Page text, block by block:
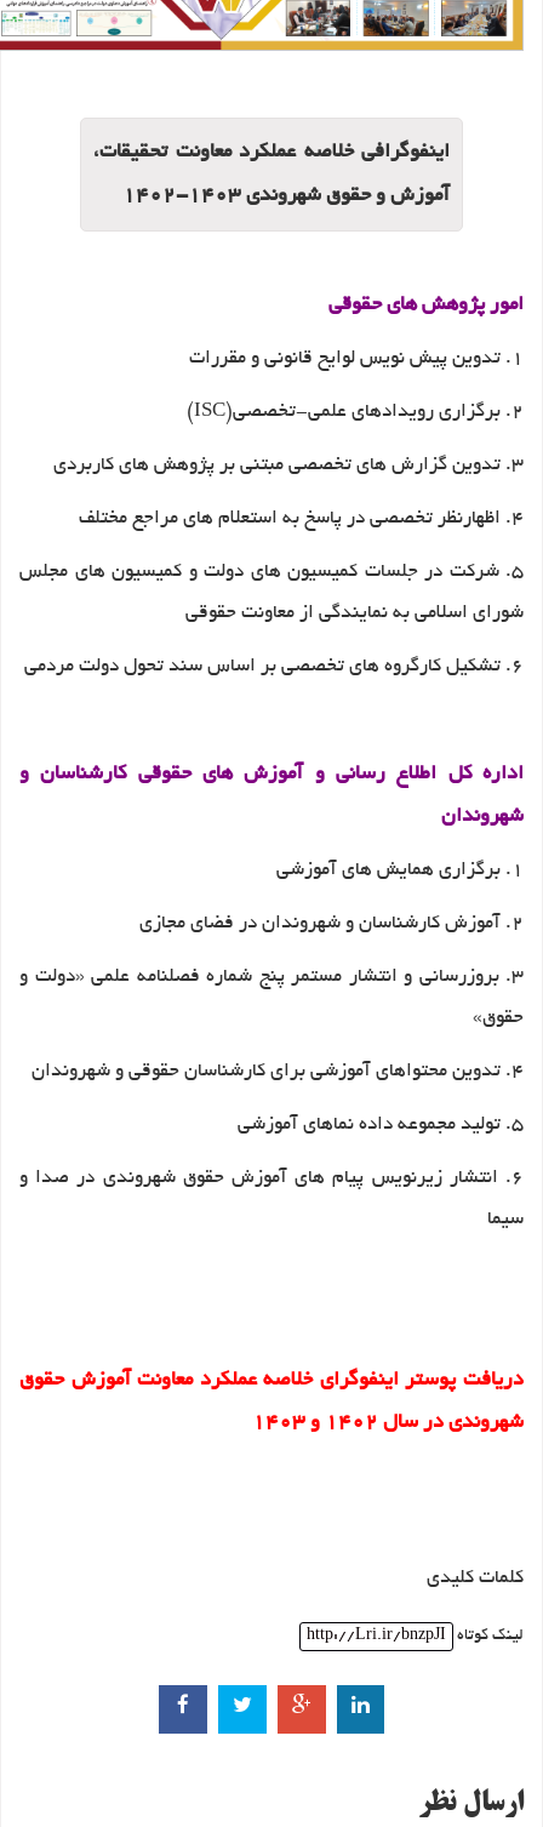
اینفوگرافی خلاصه عملکرد معاونت تحقیقات،
آموزش و حقوق شهروندی 1403-1402
امور پژوهش های حقوقی
1. تدوین پیش نویس لوایح قانونی و مقررات
2. برگزاری رویدادهای علمی-تخصصی(ISC)
3. تدوین گزارش های تخصصی مبتنی بر پژوهش های کاربردی
4. اظهارنظر تخصصی در پاسخ به استعلام های مراجع مختلف
5. شرکت در جلسات کمیسیون های دولت و کمیسیون های مجلس
شورای اسلامی به نمایندگی از معاونت حقوقی
6. تشکیل کارگروه های تخصصی بر اساس سند تحول دولت مردمی
اداره کل اطلاع رسانی و آموزش های حقوقی کارشناسان و
شهروندان
1. برگزاری همایش های آموزشی
2. آموزش کارشناسان و شهروندان در فضای مجازی
3. بروزرسانی و انتشار مستمر پنج شماره فصلنامه علمی «دولت و
حقوق»
4. تدوین محتواهای آموزشی برای کارشناسان حقوقی و شهروندان
5. تولید مجموعه داده نماهای آموزشی
6. انتشار زیرنویس پیام های آموزش حقوق شهروندی در صدا و
سیما
دریافت پوستر اینفوگرای خلاصه عملکرد معاونت آموزش حقوق
شهروندی در سال 1402 و 1403
کلمات کلیدی
لینک کوتاه http://Lri.ir/bnzpJI
ارسال نظر